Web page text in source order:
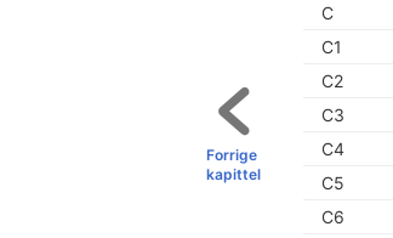
C
C1
C2
C3
C4
C5
C6
Forrige
kapittel